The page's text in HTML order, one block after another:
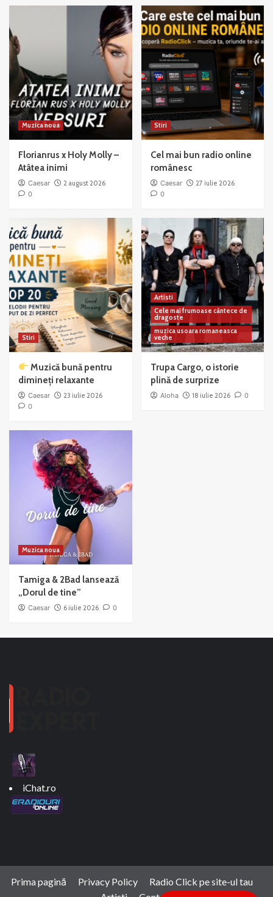
Jazz
Muzica noua
Florianrus x Holy Molly –
Atâtea inimi
Caesar
2 august 2026
0
Stiri
Cel mai bun radio online
românesc
Caesar
27 iulie 2026
0
Stiri
Muzică bună pentru
dimineți relaxante
Caesar
23 iulie 2026
0
Artisti
Cele mai frumoase cântece de
dragoste
muzica usoara romaneasca
veche
Trupa Cargo, o istorie
plină de surprize
Aloha 18 iulie 2026 0
Muzica noua
Tamiga & 2Bad lansează
„Dorul de tine”
Caesar 6 iulie 2026 0
iChat.ro
Prima pagină Privacy Policy
Radio Click pe site-ul tau